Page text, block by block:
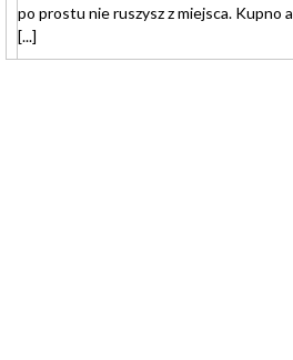
po prostu nie ruszysz z miejsca. Kupno
[...]